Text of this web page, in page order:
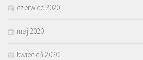
czerwiec 2020
maj 2020
kwiecień 2020